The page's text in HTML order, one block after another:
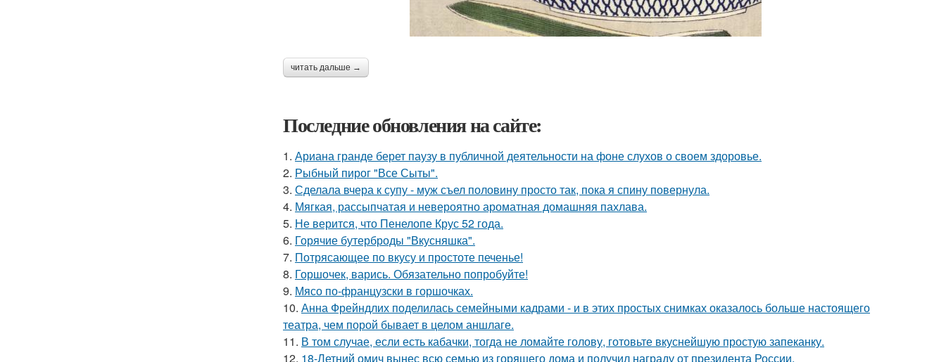
читать дальше →
Последние обновления на сайте:
1. Ариана гранде берет паузу в публичной деятельности на фоне слухов о своем здоровье.
2. Рыбный пирог "Все Сыты".
3. Сделала вчера к супу - муж съел половину просто так, пока я спину повернула.
4. Мягкая, рассыпчатая и невероятно ароматная домашняя пахлава.
5. Не верится, что Пенелопе Крус 52 года.
6. Горячие бутерброды "Вкусняшка".
7. Потрясающее по вкусу и простоте печенье!
8. Горшочек, варись. Обязательно попробуйте!
9. Мясо по-французски в горшочках.
10. Анна Фрейндлих поделилась семейными кадрами - и в этих простых снимках оказалось больше настоящего
театра, чем порой бывает в целом аншлаге.
11. В том случае, если есть кабачки, тогда не ломайте голову, готовьте вкуснейшую простую запеканку.
12. 18-Летний омич вынес всю семью из горящего дома и получил награду от президента России.